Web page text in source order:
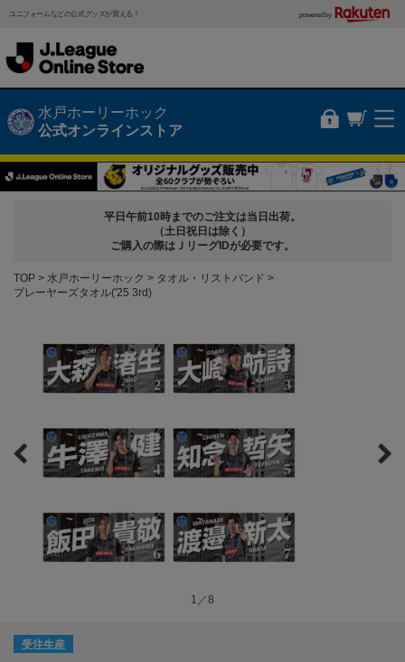
ユニフォームなどの公式グッズが買える！ powered by
水戸ホーリーホック
公式オンラインストア
平日午前10時までのご注文は当日出荷。
（土日祝日は除く）
ご購入の際はＪリーグIDが必要です。
TOP 水戸ホーリーホック
タオル・リストバンド
プレーヤーズタオル('25 3rd)
1／8
受注生産